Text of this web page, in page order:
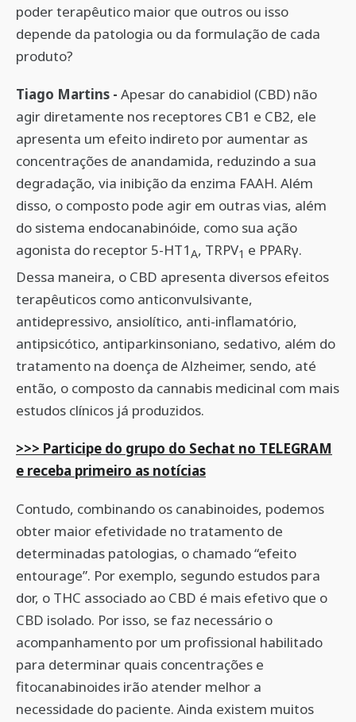
poder terapêutico maior que outros ou isso
depende da patologia ou da formulação de cada
produto?
Tiago Martins - Apesar do canabidiol (CBD) não
agir diretamente nos receptores CB1 e CB2, ele
apresenta um efeito indireto por aumentar as
concentrações de anandamida, reduzindo a sua
degradação, via inibição da enzima FAAH. Além
disso, o composto pode agir em outras vias, além
do sistema endocanabinóide, como sua ação
agonista do receptor 5-HT1A, TRPV1 e PPARγ.
Dessa maneira, o CBD apresenta diversos efeitos
terapêuticos como anticonvulsivante,
antidepressivo, ansiolítico, anti-inflamatório,
antipsicótico, antiparkinsoniano, sedativo, além do
tratamento na doença de Alzheimer, sendo, até
então, o composto da cannabis medicinal com mais
estudos clínicos já produzidos.
>>> Participe do grupo do Sechat no TELEGRAM
e receba primeiro as notícias
Contudo, combinando os canabinoides, podemos
obter maior efetividade no tratamento de
determinadas patologias, o chamado “efeito
entourage”. Por exemplo, segundo estudos para
dor, o THC associado ao CBD é mais efetivo que o
CBD isolado. Por isso, se faz necessário o
acompanhamento por um profissional habilitado
para determinar quais concentrações e
fitocanabinoides irão atender melhor a
necessidade do paciente. Ainda existem muitos